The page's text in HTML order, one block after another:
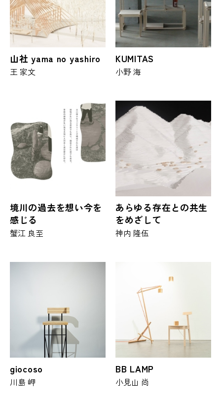
山社 yama no yashiro
王 家文
KUMITAS
小野 海
境川の過去を想い今を
感じる
蟹江 良至
あらゆる存在との共生
をめざして
神内 隆伍
giocoso
川島 岬
BB LAMP
小見山 尚